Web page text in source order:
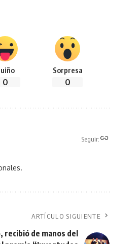
0
Sorpresa
0
Seguir:
ARTÍCULO SIGUIENTE
recibió de manos del